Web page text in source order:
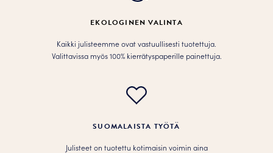
EKOLOGINEN VALINTA
Kaikki julisteemme ovat vastuullisesti tuotettuja.
Valittavissa myös 100% kierrätyspaperille painettuja.
SUOMALAISTA TYÖTÄ
Julisteet on tuotettu kotimaisin voimin aina